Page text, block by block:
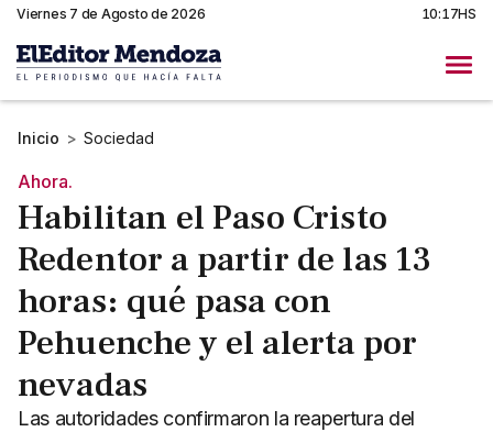
Viernes 7 de Agosto de 2026 10:17HS
Inicio > Sociedad
Ahora.
Habilitan el Paso Cristo
Redentor a partir de las 13
horas: qué pasa con
Pehuenche y el alerta por
nevadas
Las autoridades confirmaron la reapertura del